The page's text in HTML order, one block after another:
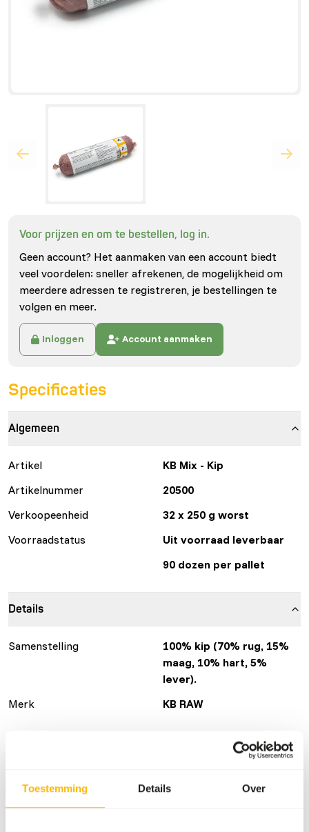
Toestemming Details Over
Voor prijzen en om te bestellen, log in.
Geen account? Het aanmaken van een account biedt
veel voordelen: sneller afrekenen, de mogelijkheid om
meerdere adressen te registreren, je bestellingen te
volgen en meer.
Inloggen Account aanmaken
Specificaties
Algemeen
Artikel
KB Mix - Kip
Artikelnummer
20500
Verkoopeenheid
32 x 250 g worst
Voorraadstatus
Uit voorraad leverbaar
90 dozen per pallet
Details
Samenstelling
100% kip (70% rug, 15%
maag, 10% hart, 5%
lever).
Merk
KB RAW
Let op: Variatie met eiwitbronnen is noodzakelijk. Voor